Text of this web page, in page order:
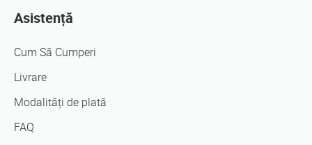
Asistență
Cum Să Cumperi
Livrare
Modalități de plată
FAQ